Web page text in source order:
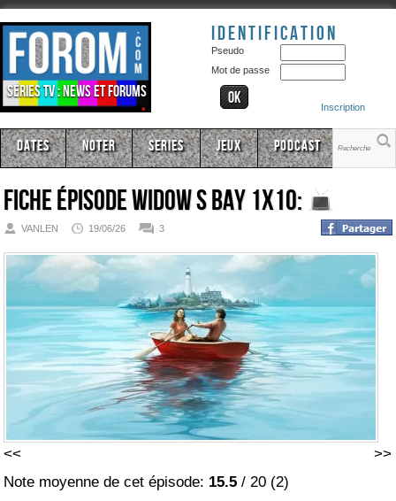
Séries TV : news et forums
Identification
Pseudo
Mot de passe
Inscription
Dates Noter Series Jeux Podcast
Fiche épisodeWidow s Bay 1x10:
VANLEN 19/06/26 3
<<
>>
Note moyenne de cet épisode: 15.5 / 20 (2)